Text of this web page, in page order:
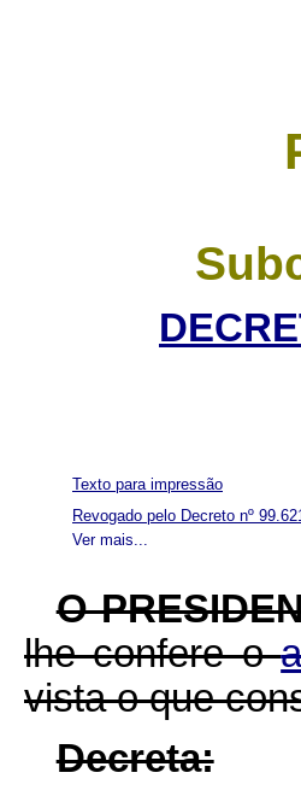
Ver mais...
Texto para impressão
Revogado pelo Decreto nº
O
lhe confere o
vista o que
Decreta: